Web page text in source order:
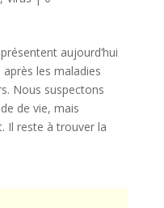
aujourd’hui
les maladies
Nous suspectons
de vie, mais
Il reste à trouver la